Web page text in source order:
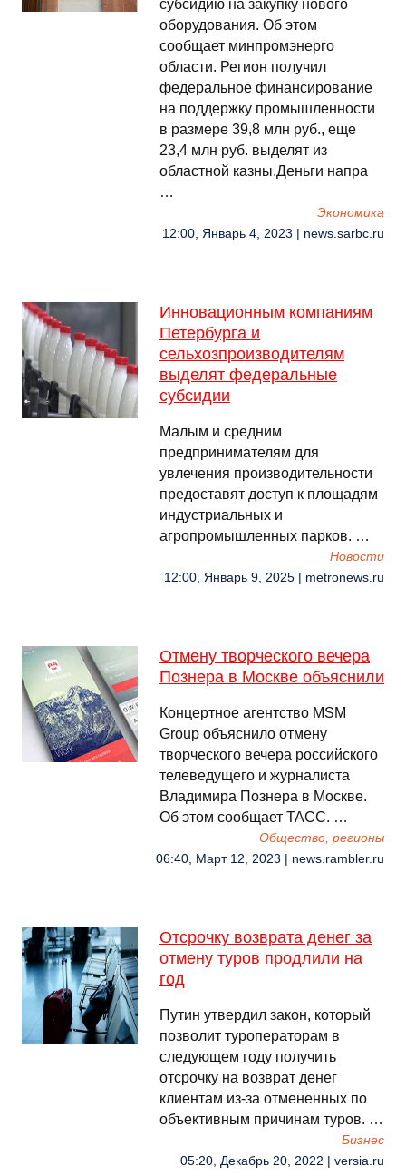
субсидию на закупку нового
оборудования. Об этом
сообщает минпромэнерго
области. Регион получил
федеральное финансирование
на поддержку промышленности
в размере 39,8 млн руб., еще
23,4 млн руб. выделят из
областной казны.Деньги напра
…
Экономика
12:00, Январь 4, 2023 | news.sarbc.ru
Инновационным компаниям
Петербурга и
сельхозпроизводителям
выделят федеральные
субсидии
Малым и средним
предпринимателям для
увлечения производительности
предоставят доступ к площадям
индустриальных и
агропромышленных парков. …
Новости
12:00, Январь 9, 2025 | metronews.ru
Отмену творческого вечера
Познера в Москве объяснили
Концертное агентство MSM
Group объяснило отмену
творческого вечера российского
телеведущего и журналиста
Владимира Познера в Москве.
Об этом сообщает ТАСС. …
Общество, регионы
06:40, Март 12, 2023 | news.rambler.ru
Отсрочку возврата денег за
отмену туров продлили на
год
Путин утвердил закон, который
позволит туроператорам в
следующем году получить
отсрочку на возврат денег
клиентам из-за отмененных по
объективным причинам туров. …
Бизнес
05:20, Декабрь 20, 2022 | versia.ru